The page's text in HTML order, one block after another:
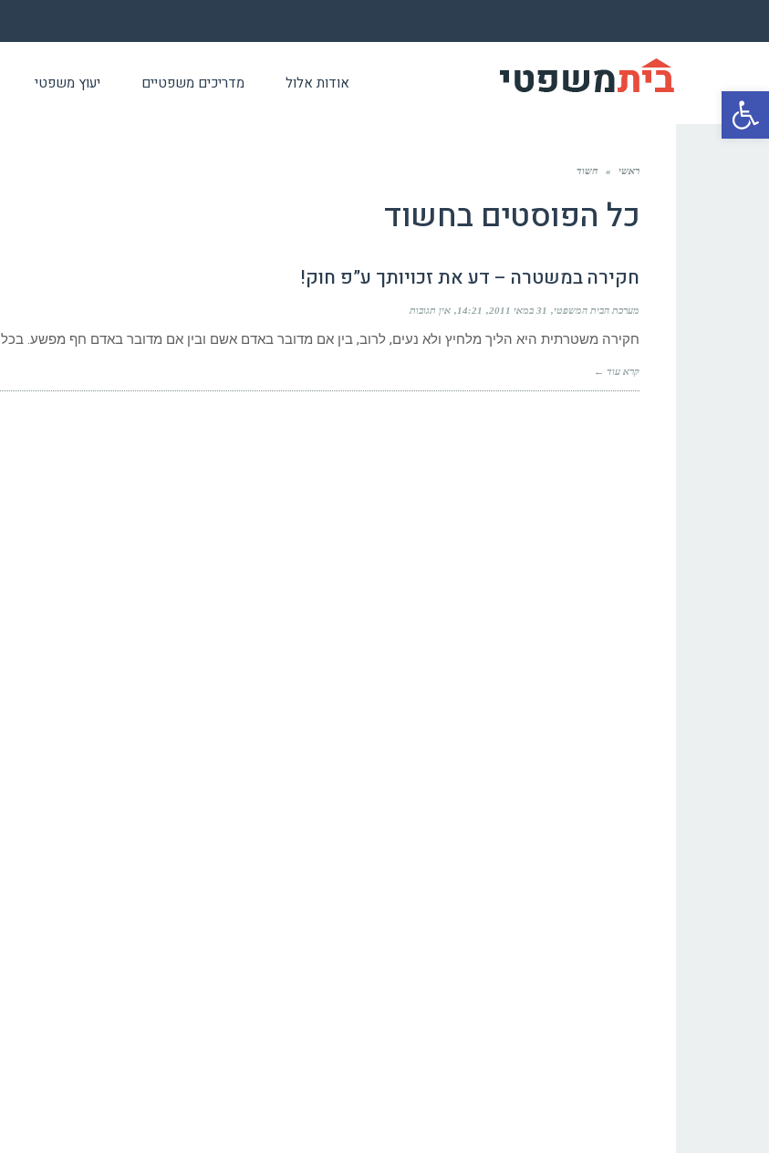
פתח סרגל נגישות אודות אלול מדריכים משפטיים יעוץ משפטי
ראשי » חשוד
כל הפוסטים בחשוד
חקירה במשטרה – דע את זכויותך ע”פ חוק!
מערכת הבית המשפטי 31 במאי 2011 14:21 אין תגובות
חקירה משטרתית היא הליך מלחיץ ולא נעים, לרוב, בין אם מדובר באדם אשם ובין אם מדובר באדם חף מפשע. בכל
קרא עוד ←